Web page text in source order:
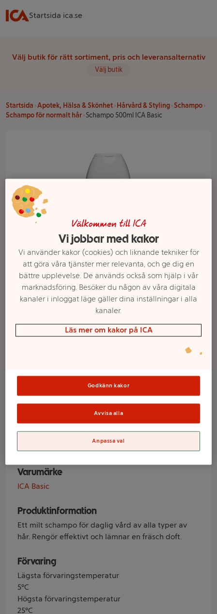
Startsida ica.se
Välj butik för rätt sortiment, pris och leveransalternativ
Välj butik
Startsida Apotek, Hälsa & Skönhet Hårvård & Styling Schampo
Schampo för normalt hår Schampo 500ml ICA Basic
Schampo 500ml
ICA Basic
Varumärke
ICA Basic
Produktinformation
Ett milt schampo för daglig vård av alla typer av
hår. Rengör effektivt och lämnar en fräsch doft.
Förvaring
Lägsta förvaringstemperatur
5°C
Högsta förvaringstemperatur
25°C
Välkommen till ICA
Vi jobbar med kakor
Vi använder kakor (cookies) och liknande tekniker för
att göra våra tjänster mer relevanta, och ge dig en
bättre upplevelse. De används också som hjälp i vår
marknadsföring. Besöker du någon av våra digitala
kanaler i inloggat läge gäller dina inställningar i alla
kanaler.
Läs mer om kakor på ICA
Godkänn kakor
Avvisa alla
Anpassa val